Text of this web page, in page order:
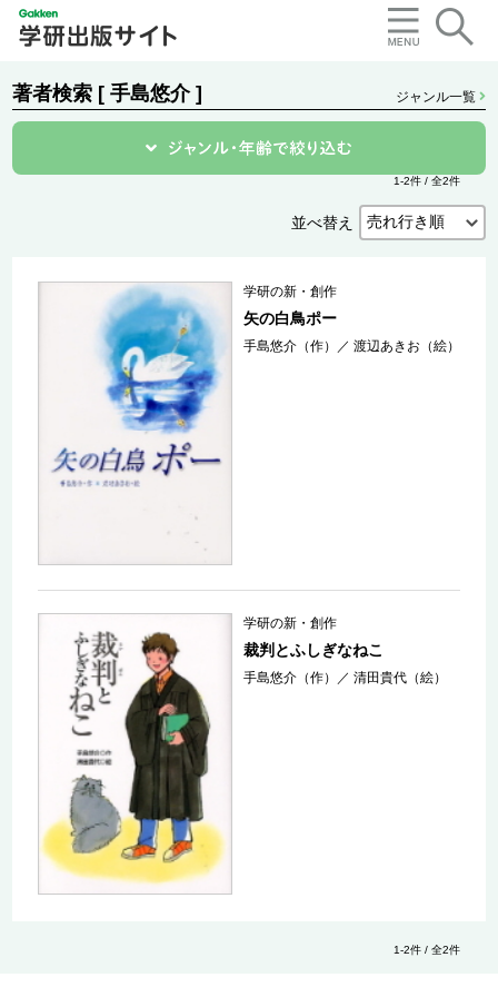
著者検索 [ 手島悠介 ] ジャンル一覧
1-2件 / 全2件
並べ替え
学研の新・創作
矢の白鳥ポー
手島悠介（作） ／渡辺あきお（絵）
学研の新・創作
裁判とふしぎなねこ
手島悠介（作） ／清田貴代（絵）
1-2件 / 全2件